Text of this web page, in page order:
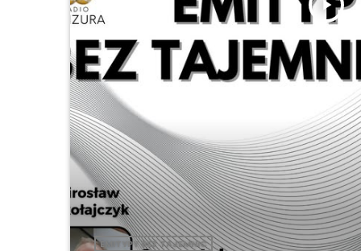
play_arrow
EMITYPY BEZ TAJEMNIC